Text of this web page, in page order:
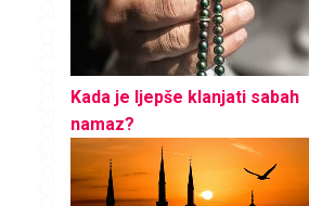
Kada je ljepše klanjati sabah
namaz?